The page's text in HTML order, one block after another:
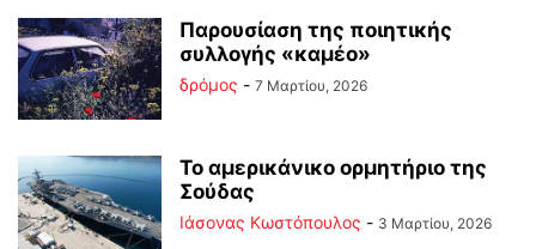
Παρουσίαση της ποιητικής
συλλογής «καμέο»
δρόμος - 7 Μαρτίου, 2026
Το αμερικάνικο ορμητήριο της
Σούδας
Ιάσονας Κωστόπουλος - 3 Μαρτίου, 2026